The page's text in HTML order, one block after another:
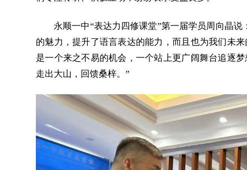
永顺一中“表达力四修课堂”第一届学员周向晶
的魅力，提升了语言表达的能力，而且也为我们未
是一个来之不易的机会，一个站上更广阔舞台追逐
走出大山，回馈桑梓。”